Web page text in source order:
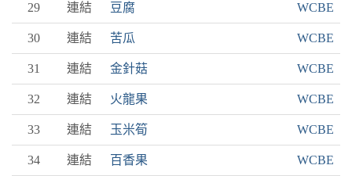
29 連結 豆腐 WCBE
30 連結 苦瓜 WCBE
31 連結 金針菇 WCBE
32 連結 火龍果 WCBE
33 連結 玉米筍 WCBE
34 連結 百香果 WCBE